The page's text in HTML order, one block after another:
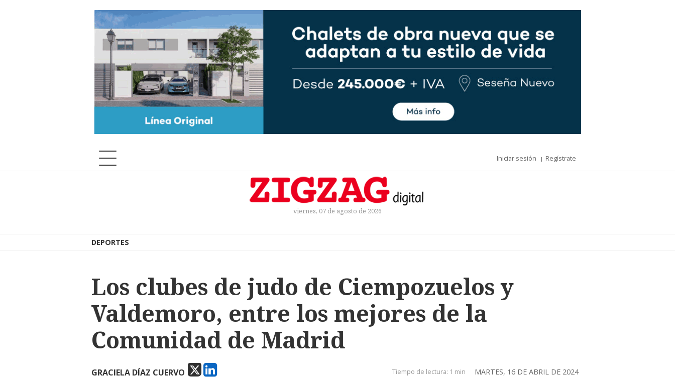
Iniciar sesión Regístrate
viernes, 07 de agosto de 2026
DEPORTES
Los clubes de judo de Ciempozuelos y
Valdemoro, entre los mejores de la
Comunidad de Madrid
GRACIELA DÍAZ CUERVO MARTES, 16 DE ABRIL DE 2024
Tiempo de lectura: 1 min